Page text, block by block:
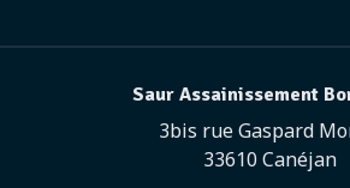
Saur Assainissement
3bis rue Gaspard
33610 Canéjan